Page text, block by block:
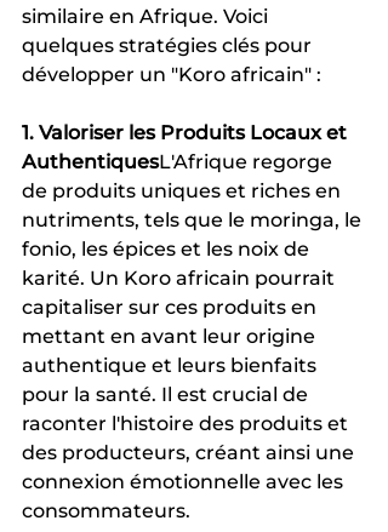
similaire en Afrique. Voici
quelques stratégies clés pour
développer un "Koro africain" :
1. Valoriser les Produits Locaux et
AuthentiquesL'Afrique regorge
de produits uniques et riches en
nutriments, tels que le moringa, le
fonio, les épices et les noix de
karité. Un Koro africain pourrait
capitaliser sur ces produits en
mettant en avant leur origine
authentique et leurs bienfaits
pour la santé. Il est crucial de
raconter l'histoire des produits et
des producteurs, créant ainsi une
connexion émotionnelle avec les
consommateurs.